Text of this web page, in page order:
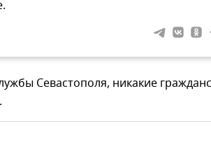
Севастополя, никакие